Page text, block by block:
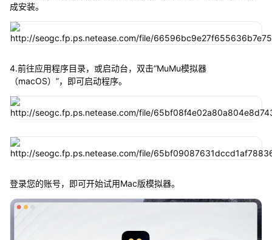
成安装。
4.前往应用程序目录，或启动台，双击“MuMu模拟器
（macOS）”，即可启动程序。
登录您的账号，即可开始试用Mac版模拟器。